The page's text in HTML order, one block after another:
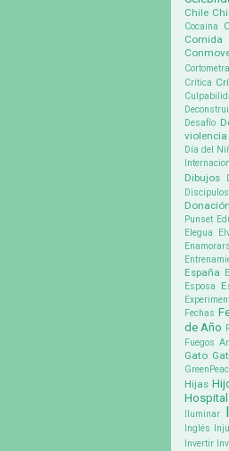
Chile
Cocaina
Comida
Crítica
Desafío
Día del
Dibujos
Discipulos
Punset
Elegua
España
Esposa
Fechas
de Año
Fuegos
Gato
Hijas
Hospital
Iluminar
Inglés
Invertir